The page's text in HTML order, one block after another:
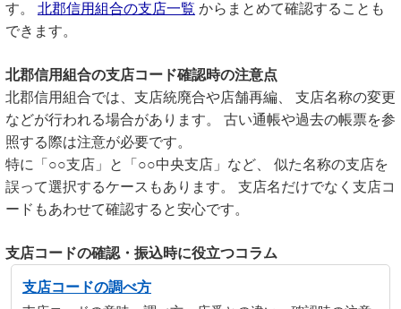
す。 北郡信用組合の支店一覧 からまとめて確認することも
できます。
北郡信用組合の支店コード確認時の注意点
北郡信用組合では、支店統廃合や店舗再編、 支店名称の変更
などが行われる場合があります。 古い通帳や過去の帳票を参
照する際は注意が必要です。
特に「○○支店」と「○○中央支店」など、 似た名称の支店を
誤って選択するケースもあります。 支店名だけでなく支店コ
ードもあわせて確認すると安心です。
支店コードの確認・振込時に役立つコラム
支店コードの調べ方